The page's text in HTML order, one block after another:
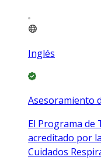
Inglés
Asesoramiento
El Programa de
acreditado por
Cuidados